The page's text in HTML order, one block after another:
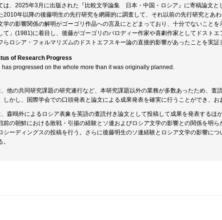
は、2025年3月に出版された『比較文学論集 日本・中国・ロシア』に寄稿論文と
2010年以降の後藤明生の先行研究を網羅的に調査して、それ以前の先行研究とあ
学の影響関係の解明がゴーゴリ作品への言及にとどまっており、十分でないこと
て」(1981)に着目し、後藤がゴーゴリのパロディー作家や喜劇作家としてドスト
らロシア・フォルマリズムのドストエフスキー論の直接的影響があったことを実証
of Research Progress
has progressed on the whole more than it was originally planned.
他の共同研究課題の研究遂行など、本研究課題以外の業務が多数あったため、査
しかし、国際学会での口頭発表と論文による成果発表を確実に行うことができ、お
森鴎外によるロシア表象を英語の査読付き論文として投稿して成果を発表するほ
前の朝鮮における敗戦・引揚の経験とソ連およびロシア文学の影響との関係を明
シーディングスの投稿を行う。さらに後藤明生のソ連経験とロシア文学の影響に